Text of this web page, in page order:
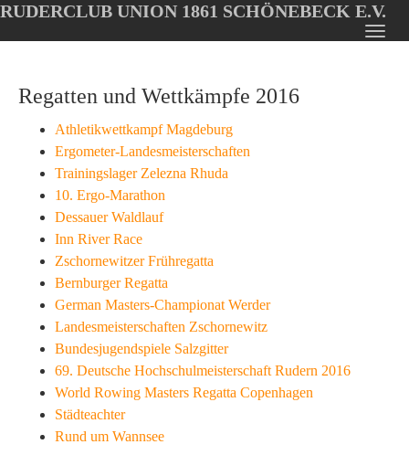
Oops, an error occurred! Code: 202608080906239e5ae7ed
main
RUDERCLUB UNION 1861 SCHÖNEBECK E.V.
Regatten und Wettkämpfe 2016
Athletikwettkampf Magdeburg
Ergometer-Landesmeisterschaften
Trainingslager Zelezna Rhuda
10. Ergo-Marathon
Dessauer Waldlauf
Inn River Race
Zschornewitzer Frühregatta
Bernburger Regatta
German Masters-Championat Werder
Landesmeisterschaften Zschornewitz
Bundesjugendspiele Salzgitter
69. Deutsche Hochschulmeisterschaft Rudern 2016
World Rowing Masters Regatta Copenhagen
Städteachter
Rund um Wannsee